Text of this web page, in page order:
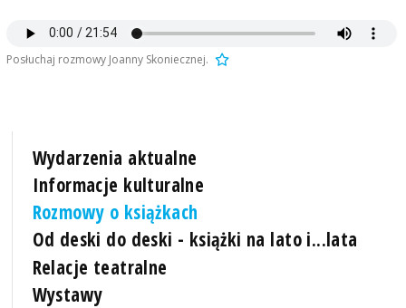
Posłuchaj rozmowy Joanny Skoniecznej.
Wydarzenia aktualne
Informacje kulturalne
Rozmowy o książkach
Od deski do deski - książki na lato i...lata
Relacje teatralne
Wystawy